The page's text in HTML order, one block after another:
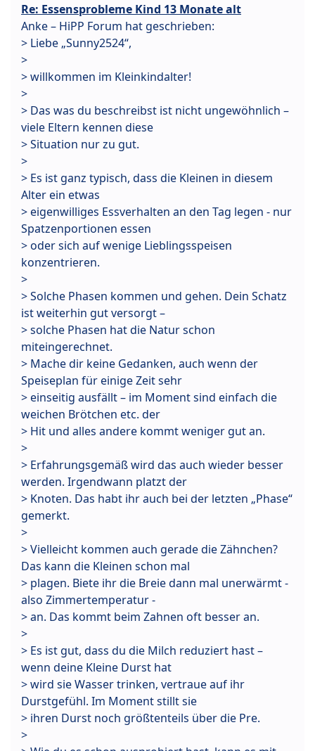
Re: Essensprobleme Kind 13 Monate alt
Anke – HiPP Forum hat geschrieben:
> Liebe „Sunny2524“,
>
> willkommen im Kleinkindalter!
>
> Das was du beschreibst ist nicht ungewöhnlich –
viele Eltern kennen diese
> Situation nur zu gut.
>
> Es ist ganz typisch, dass die Kleinen in diesem
Alter ein etwas
> eigenwilliges Essverhalten an den Tag legen - nur
Spatzenportionen essen
> oder sich auf wenige Lieblingsspeisen
konzentrieren.
>
> Solche Phasen kommen und gehen. Dein Schatz
ist weiterhin gut versorgt –
> solche Phasen hat die Natur schon
miteingerechnet.
> Mache dir keine Gedanken, auch wenn der
Speiseplan für einige Zeit sehr
> einseitig ausfällt – im Moment sind einfach die
weichen Brötchen etc. der
> Hit und alles andere kommt weniger gut an.
>
> Erfahrungsgemäß wird das auch wieder besser
werden. Irgendwann platzt der
> Knoten. Das habt ihr auch bei der letzten „Phase“
gemerkt.
>
> Vielleicht kommen auch gerade die Zähnchen?
Das kann die Kleinen schon mal
> plagen. Biete ihr die Breie dann mal unerwärmt -
also Zimmertemperatur -
> an. Das kommt beim Zahnen oft besser an.
>
> Es ist gut, dass du die Milch reduziert hast –
wenn deine Kleine Durst hat
> wird sie Wasser trinken, vertraue auf ihr
Durstgefühl. Im Moment stillt sie
> ihren Durst noch größtenteils über die Pre.
>